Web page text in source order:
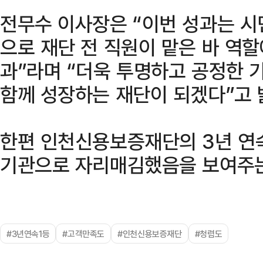
전무수 이사장은 “이번 성과는
으로 재단 전 직원이 맡은 바 역
과”라며 “더욱 투명하고 공정한
함께 성장하는 재단이 되겠다”고
한편 인천신용보증재단의 3년
기관으로 자리매김했음을 보여
#3년연속1등 #고객만족도 #인천신용보증재단 #청렴도